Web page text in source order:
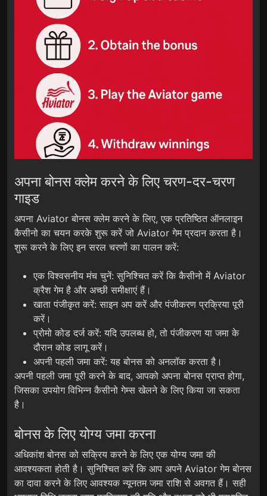
अपना बोनस क्लेम करने के लिए चरण-दर-चरण
गाइड
अपना Aviator बोनस क्लेम करने के लिए, एक प्रतिष्ठित ऑनलाइन
कैसीनो का चयन करके शुरू करें जो Aviator गेम प्रदान करता है।
शुरू करने के लिए इन सरल चरणों का पालन करें:
एक विश्वसनीय मंच चुनें: सुनिश्चित करें कि कैसीनो में Aviator
क्रैश गेम है और अच्छी समीक्षाएं हैं।
खाता पंजीकृत करें: साइन अप करें और पंजीकरण प्रक्रिया पूरी
करें।
प्रोमो कोड दर्ज करें: यदि उपलब्ध हो, तो पंजीकरण या जमा के
दौरान कोड लागू करें।
अपनी पहली जमा करें: यह बोनस को अनलॉक करता है।
अपनी पहली जमा पूरी करने के बाद, आपको अपना बोनस प्राप्त होगा,
जिसका उपयोग विभिन्न कैसीनो गेम्स खेलने के लिए किया जा सकता
है।
बोनस के लिए योग्य जमा करना
अधिकांश बोनस को सक्रिय करने के लिए एक योग्य जमा की
आवश्यकता होती है। सुनिश्चित करें कि आप अपने Aviator गेम बोनस
का दावा करने के लिए आवश्यक न्यूनतम जमा राशि से अवगत हैं। सही